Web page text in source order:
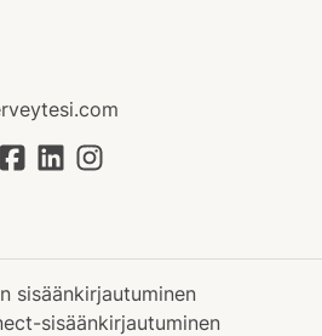
sisäänkirjautuminen
sisäänkirjautuminen